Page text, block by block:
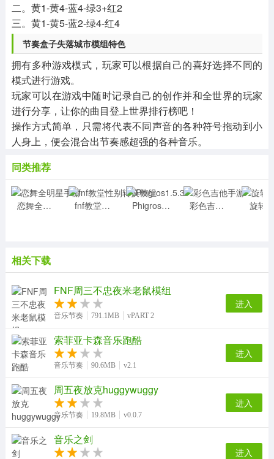
二。黄1-黄4-蓝4-绿3+红2
三。黄1-黄5-蓝2-绿4-红4
节奏盒子失落城市模组特色
拥有多种游戏模式，玩家可以根据自己的喜好选择不同的
模式进行游戏。
玩家可以在游戏中随时记录自己的创作并和全世界的玩家
进行分享，让你的曲目登上世界排行榜吧！
操作方式简单，只需将代表不同声音的各种符号拖动到小
人身上，便会混合出节奏感超强的各种音乐。
同类推荐
恋舞全明星手游 fnf教堂性别转换模组 Phigros1.5.3 彩色吉他手游 旋转
相关下载
FNF周三不忠夜米老鼠模组
音乐节奏 791.1MB vPART 2
进入
索菲亚卡森音乐跑酷
音乐节奏 90.6MB v2.1
进入
周五夜放克huggywuggy
音乐节奏 19.8MB v0.0.7
进入
音乐之剑
进入